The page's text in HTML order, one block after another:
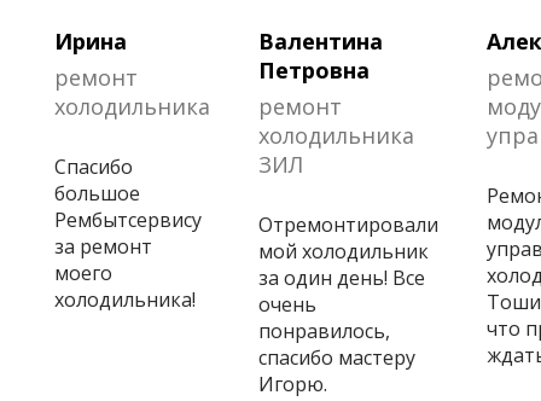
Ирина
ремонт
холодильника
Спасибо
большое
Рембытсервису
за ремонт
моего
холодильника!
Валентина
Петровна
ремонт
холодильника
ЗИЛ
Отремонтировали
мой холодильник
за один день! Все
очень
понравилось,
спасибо мастеру
Игорю.
что